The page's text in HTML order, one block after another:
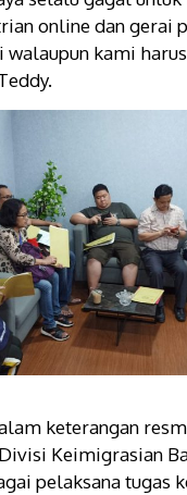
online dan gerai
kami
keterangan
Keimigrasian
pelaksana tugas